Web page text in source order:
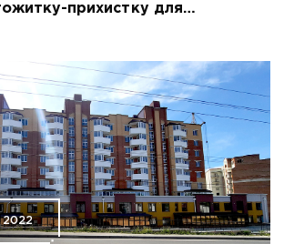
прихистку для
2022